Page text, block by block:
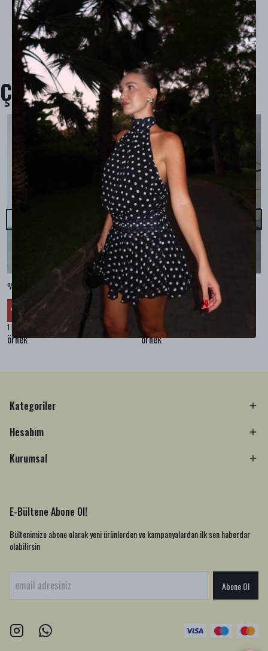
Modelin Beden : STANDART BEDEN
Ürün İçeriği : -
Ürün Boyu : -
Çok Satanlar
%100 KETEN CEPLİ ŞALVAR PANTOLON - Bej
%
₺ 2,299.99
1 Renk 4 Beden
örnek
%100 KETEN SALAŞ GÖMLEK - Bej
₺ 2,099.99
₺ 1,469.99
1 Renk 4 Beden
örnek
Kategoriler
Hesabım
Kurumsal
E-Bültene Abone Ol!
Bültenimize abone olarak yeni ürünlerden ve kampanyalardan ilk sen haberdar
olabilirsin
Abone Ol